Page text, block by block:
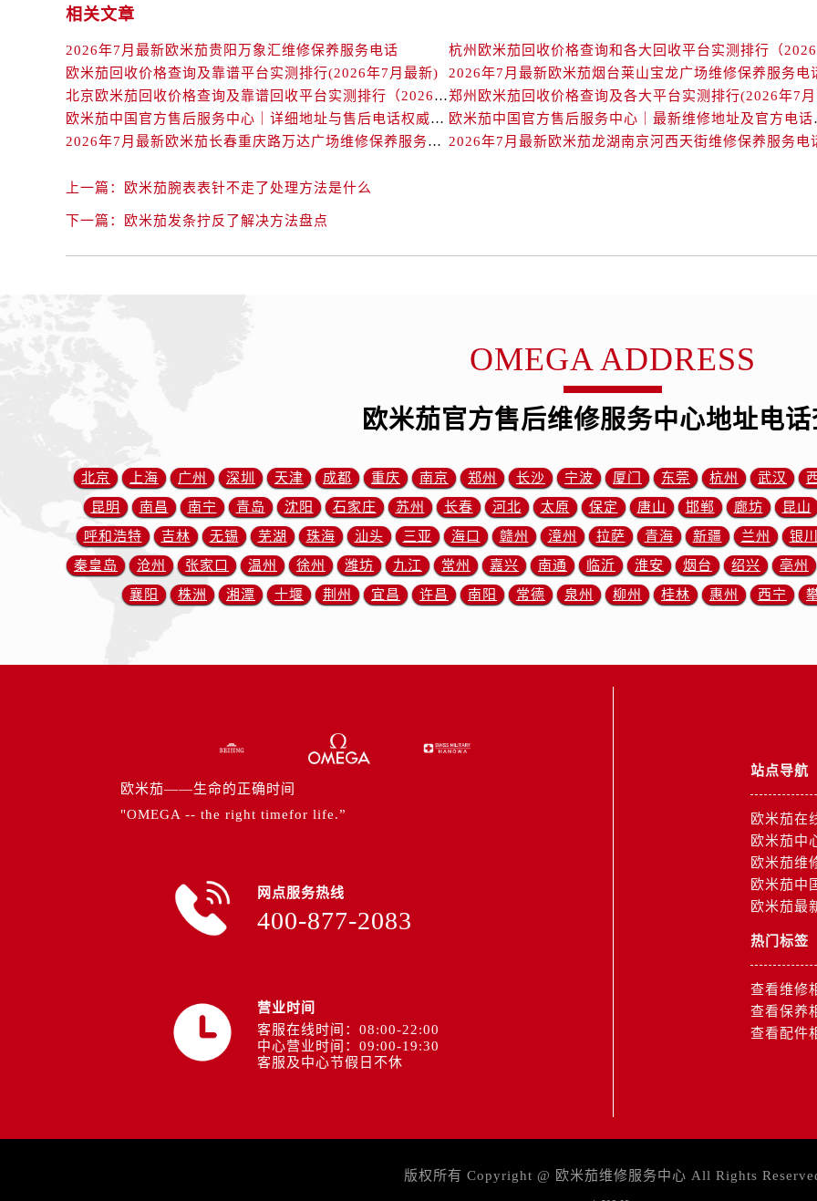
辽宁省朝阳市双塔区新华路欧米茄售后服务中心（需提前预约）
辽宁省丹东市振兴区七经街欧米茄售后服务中心（需提前预约）
辽宁省抚顺市新抚区东一路欧米茄售后服务中心（需提前预约）
辽宁省阜新市海州区解放大街欧米茄售后服务中心（需提前预约）
辽宁省锦州市古塔区中央大街欧米茄售后服务中心（需提前预约）
辽宁省辽阳市白塔区新运大街欧米茄售后服务中心（需提前预约）
北京市朝阳区建国门外大街甲6号华熙国际中心D座11层1102室欧米茄售后服务中心（需提前预约）
北京市东城区东长安街1号王府井东方广场W3座6层602室欧米茄售后服务中心（需提前预约）
河北省保定市竞秀区朝阳北大街北国先天下欧米茄售后服务中心（需提前预约）
内蒙古自治区巴彦淖尔市临河区新华街欧米茄售后服务中心（需提前预约）
内蒙古自治区包头市青山区幸福路甲3号王府井百货名表维修欧米茄售后服务中心（需提前预约）
内蒙古自治区赤峰市红山区哈达街欧米茄售后服务中心（需提前预约）
内蒙古自治区鄂尔多斯市东胜区伊金霍洛街欧米茄售后服务中心（需提前预约）
内蒙古自治区呼伦贝尔市海拉尔区中央街欧米茄售后服务中心（需提前预约）
内蒙古自治区通辽市科尔沁区明仁大街欧米茄售后服务中心（需提前预约）
山西省晋城市城区黄华街欧米茄售后服务中心（需提前预约）
山西省临汾市尧都区解放路欧米茄售后服务中心（需提前预约）
山西省吕梁市离石区永宁中路与建设街交叉口欧米茄售后服务中心（需提前预约）
山西省阳泉市郊区平阳东街与新城大道交叉口欧米茄售后服务中心（需提前预约）
山西省运城市盐湖区河东街欧米茄售后服务中心（需提前预约）
天津市和平区赤峰道136号天津国际金融中心26层2603室欧米茄售后服务中心（需提前预约）
安徽省安庆市迎江区人民路欧米茄售后服务中心（需提前预约）
安徽省蚌埠市蚌山区淮河路欧米茄售后服务中心（需提前预约）
安徽省淮北市相山区淮海路欧米茄售后服务中心（需提前预约）
相关文章
2026年7月最新欧米茄贵阳万象汇维修保养服务电话
欧米茄回收价格查询及靠谱平台实测排行(2026年7月最新)
2026年7月最新欧米茄烟台莱山宝龙广场维修保养服务电
北京欧米茄回收价格查询及靠谱回收平台实测排行（2026年7月最新数据）
欧米茄中国官方售后服务中心｜详细地址与售后电话权威信息通知（2026年7月最新）
欧米茄中国
2026年7月最新欧米茄长春重庆路万达广场维修保养服务电话
2026年7月最新欧米茄龙湖南京河西天街维修保养服务电
上一篇： 欧米茄腕表表针不走了处理方法是什么
下一篇： 欧米茄发条拧反了解决方法盘点
OMEGA ADDRESS
欧米茄官方售后维修服务中心地址电
北京 上海 广州 深圳 天津 成都 重庆 南京 郑州 长沙 宁波 厦门 东莞 杭州 武汉
昆明
南昌 南宁 青岛 沈阳 石家庄 苏州 长春 河北 太原 保定 唐山 邯郸 廊坊
昆山
呼和浩特
吉林 无锡 芜湖 珠海 汕头 三亚 海口 赣州 漳州 拉萨 青海 新疆 兰州
银
秦皇岛
沧州 张家口 温州 徐州 潍坊 九江 常州 嘉兴 南通 临沂 淮安 烟台 绍兴
亳州
襄阳
株洲 湘潭 十堰 荆州 宜昌 许昌 南阳 常德 泉州 柳州 桂林 惠州 西宁
欧米茄——生命的正确时间
"OMEGA -- the right timefor life.”
网点服务热线
400-877-2083
营业时间
客服在线时间：08:00-22:00
中心营业时间：09:00-19:30
客服及中心节假日不休
站点导航
欧米茄在
欧米茄中
欧米茄维
欧米茄中
欧米茄最
热门标签
查看维修
查看保养
查看配件
版权所有 Copyright @ 欧米茄维修服务中心 All Rights